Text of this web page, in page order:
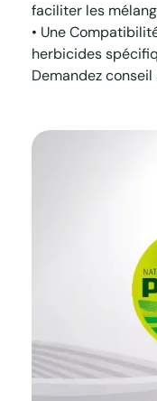
faciliter les
• Une
herbicides
Demandez